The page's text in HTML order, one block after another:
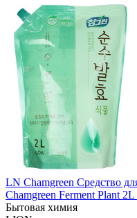
LN Chamgreen Средство
Chamgreen Ferment Plant
Бытовая химия